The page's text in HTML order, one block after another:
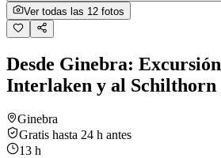
Ver todas las 12 fotos
Desde Ginebra:
Interlaken y al Schilthorn
Ginebra
Gratis hasta 24 h antes
13 h